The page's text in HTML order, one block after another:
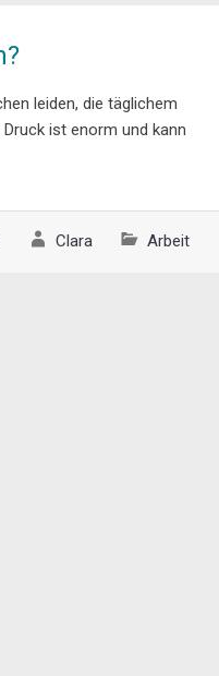
leiden, die täglichem
ist enorm und kann
Clara Arbeit